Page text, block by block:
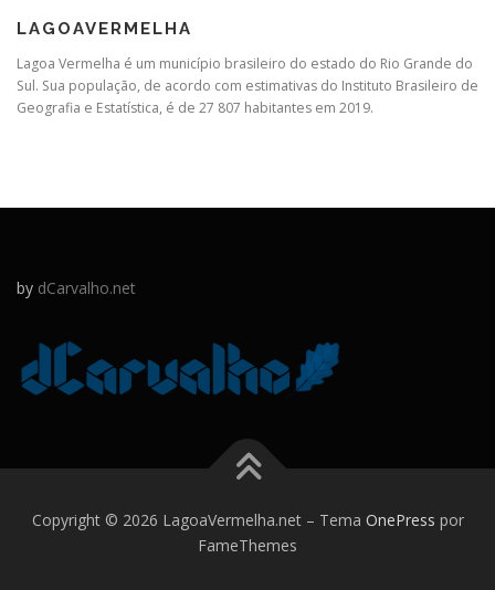
LAGOAVERMELHA
Lagoa Vermelha é um município brasileiro do estado do Rio Grande do
Sul. Sua população, de acordo com estimativas do Instituto Brasileiro de
Geografia e Estatística, é de 27 807 habitantes em 2019.
by dCarvalho.net
Copyright © 2026 LagoaVermelha.net – Tema OnePress por
FameThemes